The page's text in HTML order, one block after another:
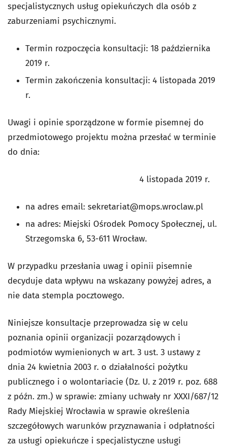
specjalistycznych usług opiekuńczych dla osób z
zaburzeniami psychicznymi.
Termin rozpoczęcia konsultacji: 18 października
2019 r.
Termin zakończenia konsultacji: 4 listopada 2019
r.
Uwagi i opinie sporządzone w formie pisemnej do
przedmiotowego projektu można przesłać w terminie
do dnia:
4 listopada 2019 r.
na adres email: sekretariat@mops.wroclaw.pl
na adres: Miejski Ośrodek Pomocy Społecznej, ul.
Strzegomska 6, 53-611 Wrocław.
W przypadku przesłania uwag i opinii pisemnie
decyduje data wpływu na wskazany powyżej adres, a
nie data stempla pocztowego.
Niniejsze konsultacje przeprowadza się w celu
poznania opinii organizacji pozarządowych i
podmiotów wymienionych w art. 3 ust. 3 ustawy z
dnia 24 kwietnia 2003 r. o działalności pożytku
publicznego i o wolontariacie (Dz. U. z 2019 r. poz. 688
z późn. zm.) w sprawie: zmiany uchwały nr XXXI/687/12
Rady Miejskiej Wrocławia w sprawie określenia
szczegółowych warunków przyznawania i odpłatności
za usługi opiekuńcze i specjalistyczne usługi